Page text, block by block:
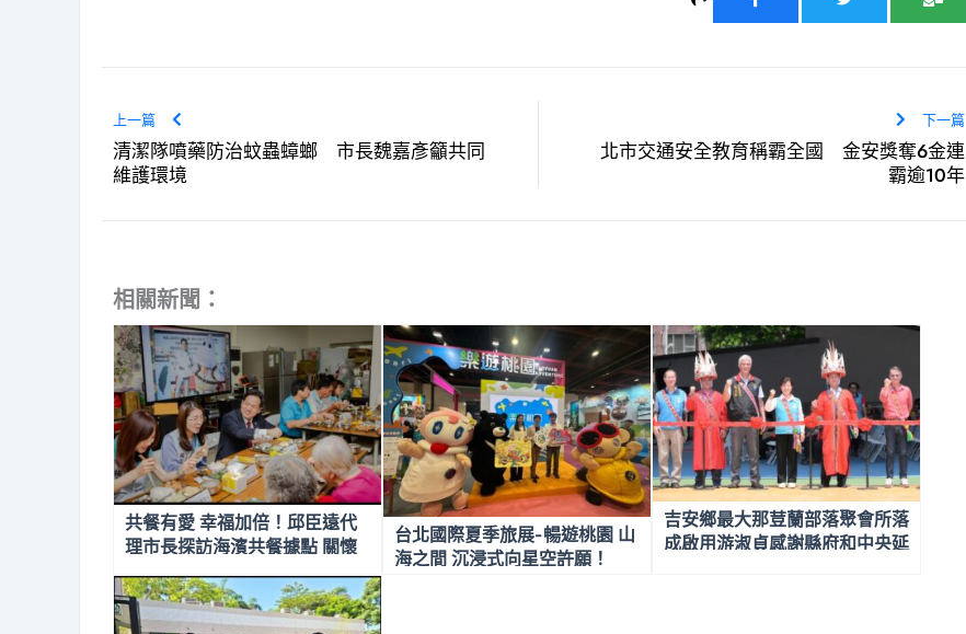
上一篇
清潔隊噴藥防治蚊蟲蟑螂 市長魏嘉彥籲共同
維護環境
下一篇
北市交通安全教育稱霸全國 金安獎奪6金連
霸逾10年
相關新聞：
共餐有愛 幸福加倍！邱臣遠代
理市長探訪海濱共餐據點 關懷
台北國際夏季旅展-暢遊桃園 山
海之間 沉浸式向星空許願！
吉安鄉最大那荳蘭部落聚會所落
成啟用游淑貞感謝縣府和中央延